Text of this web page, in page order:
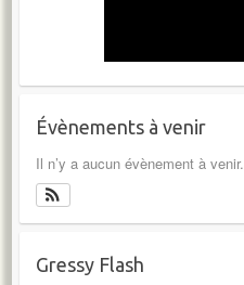
Évènements à venir
Il n’y a aucun évènement à venir.
Gressy Flash